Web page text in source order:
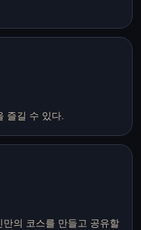
즐길 수 있다.
의 코스를 만들고 공유할